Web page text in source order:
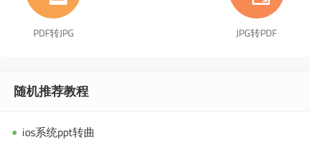
PDF转JPG JPG转PDF
随机推荐教程
ios系统ppt转曲